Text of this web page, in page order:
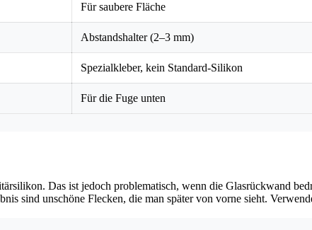
Für saubere Fläche
Abstandshalter (2–3 mm)
Spezialkleber, kein Standard-Silikon
Für die Fuge unten
Das ist jedoch problematisch, wenn die Glasrückwand
sind unschöne Flecken, die man später von vorne sieht.